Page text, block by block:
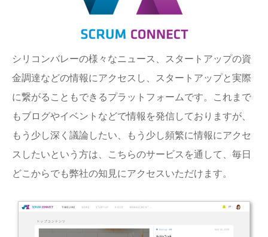
シリコンバレーの様々なニュース、スタートアップの資
金調達などの情報にアクセスし、スタートアップと実際
に繋がることもできるプラットフォームです。これまで
もブログやイベントなどで情報を発信しておりますが、
もう少し深く議論したい、もう少し頻繁に情報にアクセ
スしたいという方は、こちらのサービスを通して、毎日
どこからでも弊社の知見にアクセスいただけます。